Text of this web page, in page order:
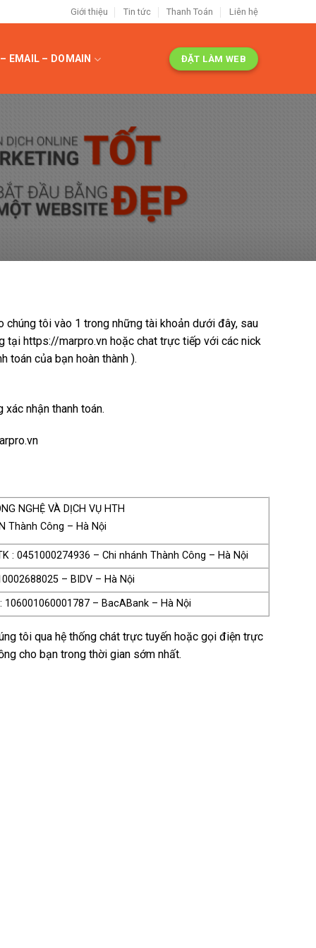
Giới thiệu Tin tức Thanh Toán Liên hệ
EMAIL – DOMAIN ĐẶT LÀM WEB
chúng tôi vào 1 trong những tài khoản dưới đây, sau
tại https://marpro.vn hoặc chat trực tiếp với các nick
toán của bạn hoàn thành ).
nhận thanh toán.
NGHỆ VÀ DỊCH VỤ HTH
Thành Công – Hà Nội
: 0451000274936 – Chi nhánh Thành Công – Hà Nội
– BIDV – Hà Nội
106001060001787 – BacABank – Hà Nội
tôi qua hệ thống chát trực tuyến hoặc gọi điện trực
cho bạn trong thời gian sớm nhất.